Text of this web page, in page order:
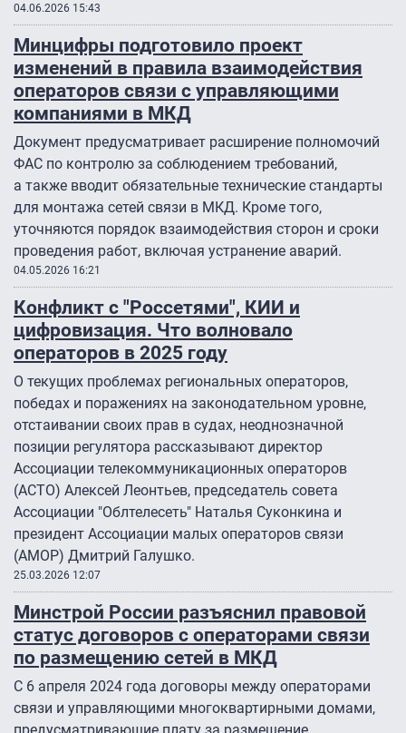
04.06.2026 15:43
Минцифры подготовило проект
изменений в правила взаимодействия
операторов связи с управляющими
компаниями в МКД
Документ предусматривает расширение полномочий
ФАС по контролю за соблюдением требований,
а также вводит обязательные технические стандарты
для монтажа сетей связи в МКД. Кроме того,
уточняются порядок взаимодействия сторон и сроки
проведения работ, включая устранение аварий.
04.05.2026 16:21
Конфликт с "Россетями", КИИ и
цифровизация. Что волновало
операторов в 2025 году
О текущих проблемах региональных операторов,
победах и поражениях на законодательном уровне,
отстаивании своих прав в судах, неоднозначной
позиции регулятора рассказывают директор
Ассоциации телекоммуникационных операторов
(АСТО) Алексей Леонтьев, председатель совета
Ассоциации "Облтелесеть" Наталья Суконкина и
президент Ассоциации малых операторов связи
(АМОР) Дмитрий Галушко.
25.03.2026 12:07
Минстрой России разъяснил правовой
статус договоров с операторами связи
по размещению сетей в МКД
С 6 апреля 2024 года договоры между операторами
связи и управляющими многоквартирными домами,